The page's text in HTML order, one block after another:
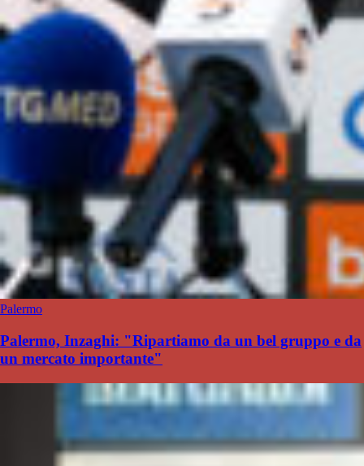
Palermo
Palermo, Inzaghi: "Ripartiamo da un bel gruppo e da
un mercato importante"